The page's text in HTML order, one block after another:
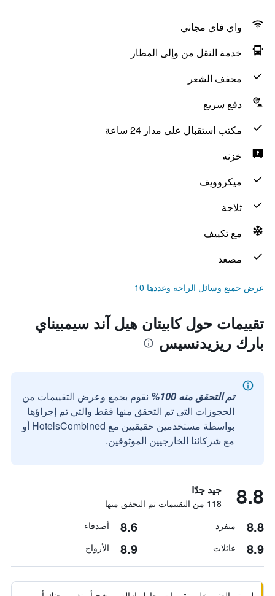
واي فاي مجاني
خدمة النقل من وإلى المطار
مجفف الشعر
دفع سريع
مكتب استقبال على مدار 24 ساعة
خزنه
ميكروويف
ثلاجة
مع تكييف
مصعد
عرض جميع وسائل الراحة وعددها 10
تقييمات حول كابيتان هيل آند سيمبيناي
بارك ريزيدنسيس
تم التحقق منه 100%
نقوم بجمع وعرض التقييمات من
الحجوزات التي تم التحقق منها فقط والتي تم إجراؤها
بواسطة مستخدمين حقيقيين مع HotelsCombined أو
مع شركائنا الخارجيين الموثوقين.
8.8 جيد جدًا
118 من التقييمات تم التحقق منها
8.8 منفرد 8.6 أصدقاء
8.9 عائلات 8.9 الأزواج